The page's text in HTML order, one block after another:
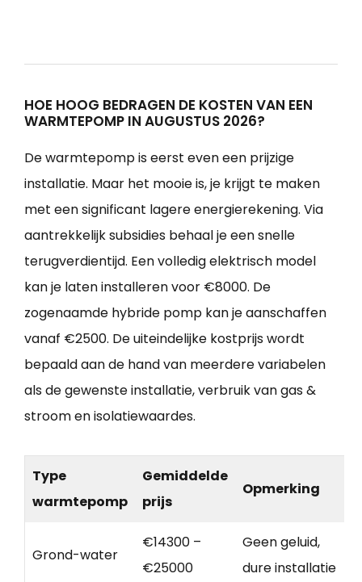
HOE HOOG BEDRAGEN DE KOSTEN VAN EEN
WARMTEPOMP IN AUGUSTUS 2026?
De warmtepomp is eerst even een prijzige
installatie. Maar het mooie is, je krijgt te maken
met een significant lagere energierekening. Via
aantrekkelijk subsidies behaal je een snelle
terugverdientijd. Een volledig elektrisch model
kan je laten installeren voor €8000. De
zogenaamde hybride pomp kan je aanschaffen
vanaf €2500. De uiteindelijke kostprijs wordt
bepaald aan de hand van meerdere variabelen
als de gewenste installatie, verbruik van gas &
stroom en isolatiewaardes.
Type
warmtepomp
Gemiddelde
prijs
Opmerking
Grond-water
€14300 –
€25000
Geen geluid,
dure installatie